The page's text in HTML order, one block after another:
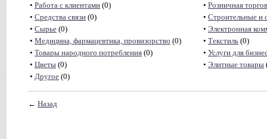
• Работа с клиентами (0) • Розничная
• Средства связи (0) • Строительные и
• Сырье (0) • Электронная
• Медицина, фармацевтика, провизорство (0) • Текстиль (0)
• Товары народного потребления (0) • Услуги для
• Цветы (0) • Элитные товары
• Другое (0)
← Назад